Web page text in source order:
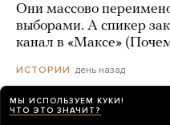
Они массово
выборами. А спикер
канал в «Максе»
ИСТОРИИ день назад
МЫ ИСПОЛЬЗУЕМ КУКИ!
ЧТО ЭТО ЗНАЧИТ?